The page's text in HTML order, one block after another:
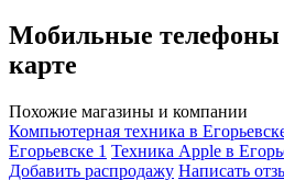
Мобильные телефоны
карте
Похожие магазины и компании
Компьютерная техника в
Егорьевске 1 Техника Apple в
Добавить раcпродажу Написать